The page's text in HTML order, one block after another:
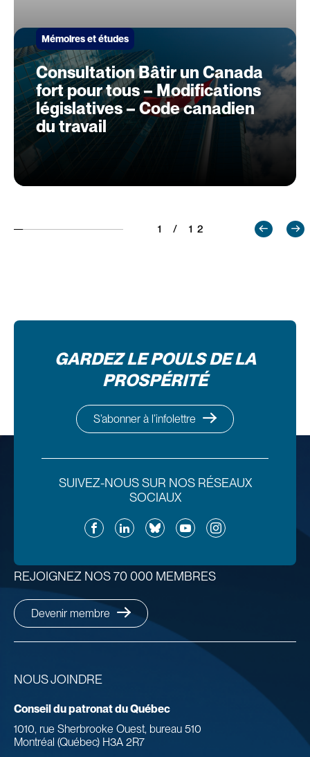
Mémoires et études
Consultation Bâtir un Canada
fort pour tous – Modifications
législatives – Code canadien
du travail
1 / 12
GARDEZ LE POULS DE LA
PROSPÉRITÉ
S’abonner à l’infolettre
SUIVEZ-NOUS SUR NOS RÉSEAUX
SOCIAUX
FacebookLinkedInBlueskyYouTubeInstagram
NOUS JOINDRE
Conseil du patronat du Québec
1010, rue Sherbrooke Ouest, bureau 510
Montréal (Québec) H3A 2R7
REJOIGNEZ NOS 70 000 MEMBRES
Devenir membre